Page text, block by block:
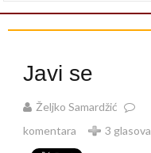
Javi se
Željko Samardžić
komentara
3 glasova